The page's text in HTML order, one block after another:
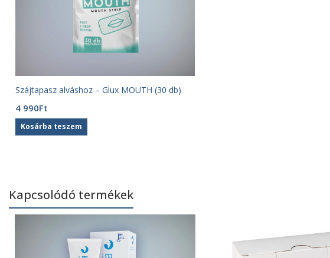
Szájtapasz alváshoz – Glux MOUTH (30 db)
4 990Ft
Kosárba teszem
Kapcsolódó termékek